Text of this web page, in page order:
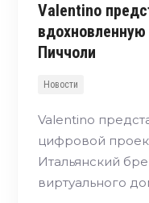
Valentino
Пиччоли
Новости
Valentino
цифровой
Итальянский
виртуального